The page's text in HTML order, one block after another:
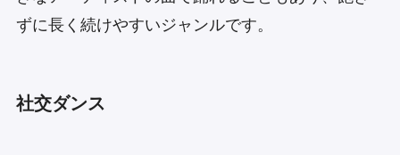
ずに長く続けやすいジャンルです。
社交ダンス